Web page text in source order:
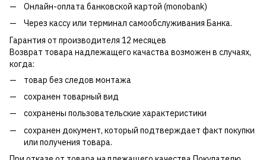
Онлайн-оплата банковской картой (monobank)
Через кассу или терминал самообслуживания Банка.
Гарантия от производителя 12 месяцев
Возврат товара надлежащего качаства возможен в случаях,
когда:
товар без следов монтажа
сохранен товарный вид
сохранены пользовательские характеристики
сохранен документ, который подтверждает факт покупки
или получения товара.